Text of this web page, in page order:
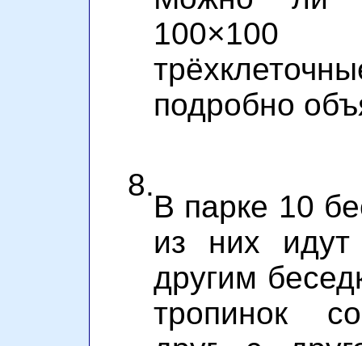
100×100
подробно
8.
В парке 10
из них
другим
тропинок